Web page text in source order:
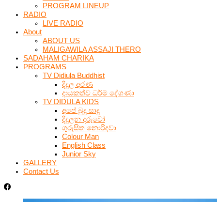
PROGRAM LINEUP
RADIO
LIVE RADIO
About
ABOUT US
MALIGAWILA ASSAJI THERO
SADAHAM CHARIKA
PROGRAMS
TV Didiula Buddhist
දිදුල අරණ
දායකත්ව ධර්ම දේශණා
TV DIDULA KIDS
අපේ බුදු සාදු
දිදුලන දරුවෝ
ගුරුසිත නොරිදවා
Colour Man
English Class
Junior Sky
GALLERY
Contact Us